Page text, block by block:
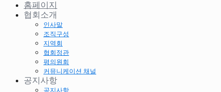
홈페이지
협회소개
인사말
조직구성
지역회
협회정관
평의원회
커뮤니케이션 채널
공지사항
공지사항